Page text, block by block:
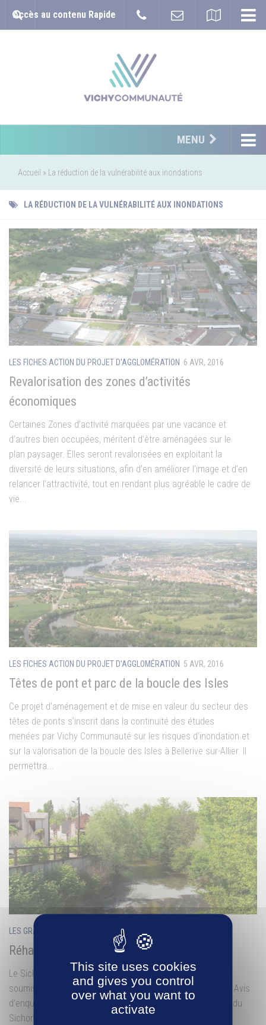
Accès au contenu Rapide
MENU
Accueil » La réduction de la vulnérabilité aux inondations
LA RÉDUCTION DE LA VULNÉRABILITÉ AUX INONDATIONS
LES FICHES ACTION DU PROJET D'AGGLOMÉRATION 6 AVR, 2016
Revalorisation des zones d’activités
économiques
Certaines Zones d’activité marquées par une vacance et
d’autres bien occupées, méritent d’être aménagées sur le
plan paysager. Elles seront revalorisées en exploitant la
diversité de leurs situations, afin d’en améliorer l’image et d’en
relancer l’attractivité, tout en rendant plus agréable le cadre de
vie...
LES FICHES ACTION DU PROJET D'AGGLOMÉRATION 5 AVR, 2016
Têtes de pont et parc de la boucle des Isles
Ce projet d’aménagement et de mise en valeur du secteur des
têtes de ponts s’inscrit dans la continuité des études
menées par Vichy Communauté sur les risques d’inondation et
sur la valorisation de la boucle des Isles à Bellerive sur-Allier. Il
permettra...
LES GRANDS PROJETS 5 AVR, 2016
Réhabilitation du Sichon en cœur urbain
Le Sichon du 5 octobre 2020 au 4 novembre 2020, dossier
soumis à enquête publique arrêté préfectoral d’ouverture : Avis
d’enquête publique Enquête publique pour l’aménagement du
Sichon en Coeur Urbain : Dossier d’enquête...
This site uses cookies
and gives you control
over what you want to
activate